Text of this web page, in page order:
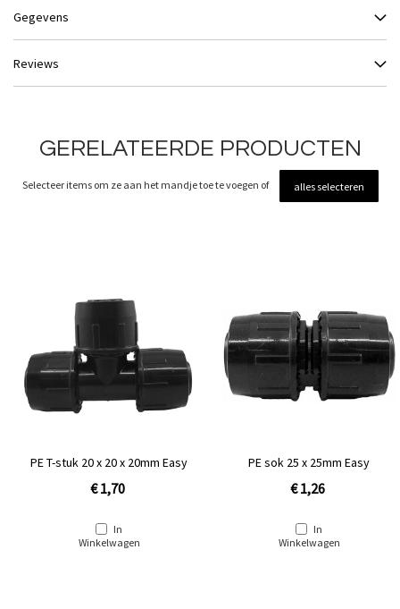
Gegevens
Reviews
GERELATEERDE PRODUCTEN
Selecteer items om ze aan het mandje toe te voegen of alles selecteren
PE T-stuk 20 x 20 x 20mm Easy
€ 1,70
In
Winkelwagen
PE sok 25 x 25mm Easy
€ 1,26
In
Winkelwagen